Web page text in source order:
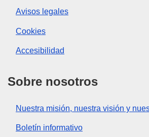
Avisos legales
Cookies
Accesibilidad
Sobre nosotros
Nuestra misión, nuestra visión y
Boletín informativo